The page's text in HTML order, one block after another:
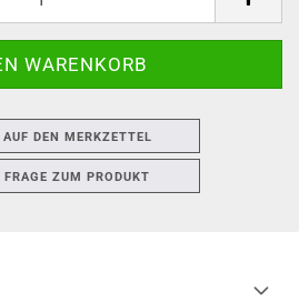
AUF DEN MERKZETTEL
FRAGE ZUM PRODUKT